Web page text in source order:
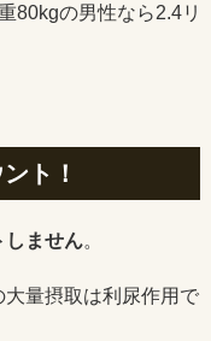
80kgの男性なら2.4リ
ト！
しません。
量摂取は利尿作用で